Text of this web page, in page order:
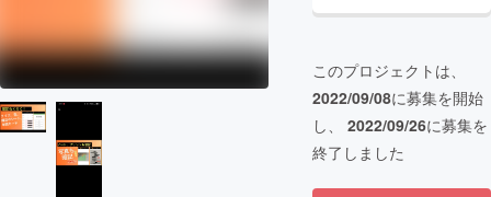
このプロジェクトは、
2022/09/08に募集を開始
し、 2022/09/26に募集を
終了しました